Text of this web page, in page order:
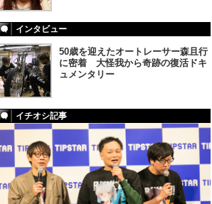
インタビュー
50歳を迎えたオートレーサー森且行
に密着 大怪我から奇跡の復活ドキ
ュメンタリー
イチオシ記事